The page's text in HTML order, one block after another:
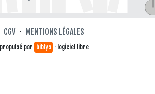
CGV · MENTIONS LÉGALES
propulsé par biblys · logiciel libre